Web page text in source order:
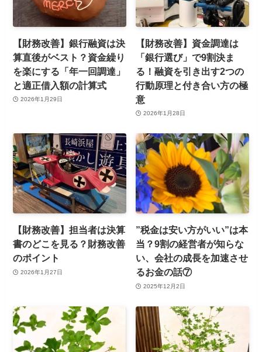
【財務改善】銀行融資は決
算直後がベスト？資金繰り
を楽にする「年一回調達」
と適正借入額の計算式
2026年1月29日
【財務改善】資金調達は
「銀行選び」で9割決ま
る！融資を引き出す2つの
行動原理と付き合い方の極
意
2026年1月28日
【財務改善】担当者は決算
書のどこを見る？財務改善
のポイント
2026年1月27日
”税金は安い方がいい”は本
当？9割の経営者が知らな
い、会社の成長を加速させ
るお金の話⑦
2025年12月2日